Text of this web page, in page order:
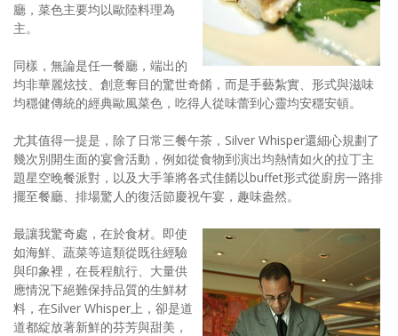
廳，菜色主要均以歐陸料理為
主。
同樣，無論是任一餐廳，端出的
均非華麗炫技、創意奪目的驚世奇餚，而是手藝紮實、形式與滋味
均穩健傳統的經典歐風菜色，吃得人從味蕾到心靈均安穩安頓。
尤其值得一提是，除了日常三餐午茶，Silver Whisper還細心規劃了
幾次別開生面的宴會活動，例如從食物到演出均熱情如火的拉丁主
題星空晚餐派對，以及大手筆將各式佳餚以buffet形式從廚房一路排
擺至餐廳、排場驚人的復活節慶祝午宴，趣味盎然。
最讓我驚奇處，在於食材。即使
如海鮮、蔬菜等這類從既往經驗
與印象裡，在長程航行、大量供
應情況下絕難保持品質的生鮮材
料，在Silver Whisper上，卻是道
道都綻放著新鮮的芬芳與甜美，